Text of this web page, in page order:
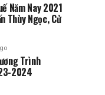
Năm Nay 2021
Thùy Ngọc, Cử
Trình
2024